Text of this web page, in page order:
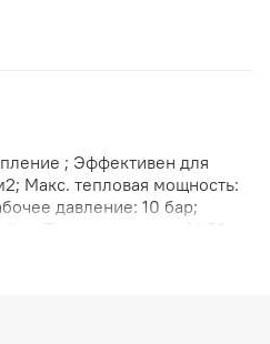
; Эффективен для
Макс. тепловая мощность:
давление: 10 бар;
60: 944.4 Вт; Теплоотдача
110 °С; Межосевое